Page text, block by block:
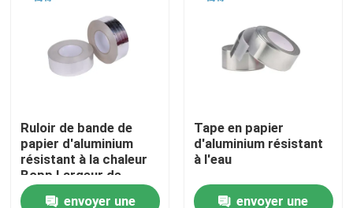
Produits
Vidéos
Ruloir de bande de
papier d'aluminium
résistant à la chaleur
Bopp Largeur de
l'emballage 48 mm
envoyer une
Tape en papier
d'aluminium résistant
à l'eau
envoyer une